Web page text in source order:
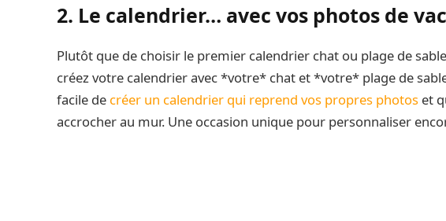
2. Le calendrier… avec vos photos de
Plutôt que de choisir le premier calendrier chat ou plage de
créez votre calendrier avec *votre* chat et *votre* plage de
facile de créer un calendrier qui reprend vos propres photos et
accrocher au mur. Une occasion unique pour personnaliser